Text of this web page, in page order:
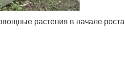
растения в начале роста